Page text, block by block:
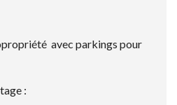
avec parkings pour
: